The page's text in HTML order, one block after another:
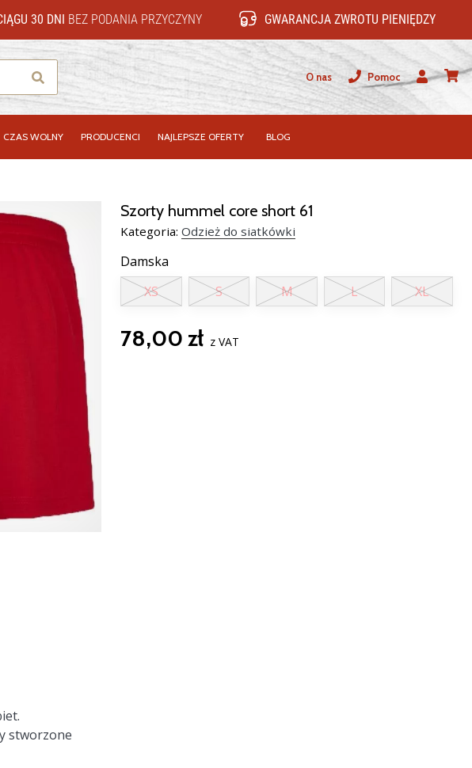
30 DNI BEZ PODANIA PRZYCZYNY GWARANCJA ZWROTU PIENIĘDZY
Szukaj O nas
Pomoc
Użytkownik
CZAS WOLNY PRODUCENCI NAJLEPSZE OFERTY BLOG
Szorty hummel core short 61
Kategoria: Odzież do siatkówki
Damska
XS
S M L XL
78,00 zł z VAT
stworzone